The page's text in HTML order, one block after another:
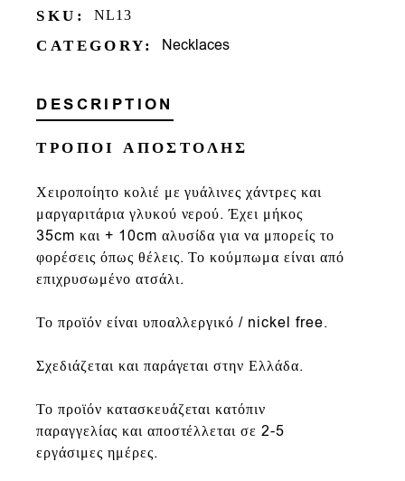
SKU: NL13
CATEGORY: Necklaces
DESCRIPTION
ΤΡΟΠΟΙ ΑΠΟΣΤΟΛΗΣ
Χειροποίητο κολιέ με γυάλινες χάντρες και
μαργαριτάρια γλυκού νερού. Έχει μήκος
35cm και + 10cm αλυσίδα για να μπορείς το
φορέσεις όπως θέλεις. Το κούμπωμα είναι από
επιχρυσωμένο ατσάλι.
Το προϊόν είναι υποαλλεργικό / nickel free.
Σχεδιάζεται και παράγεται στην Ελλάδα.
Το προϊόν κατασκευάζεται κατόπιν
παραγγελίας και αποστέλλεται σε 2-5
εργάσιμες ημέρες.